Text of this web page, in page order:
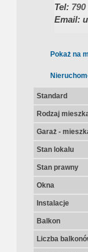
Tel: 790
Email:
Pokaż na
Standard
Rodzaj
Garaż -
Stan lokalu
Stan prawny
Okna
Instalacje
Balkon
Liczba